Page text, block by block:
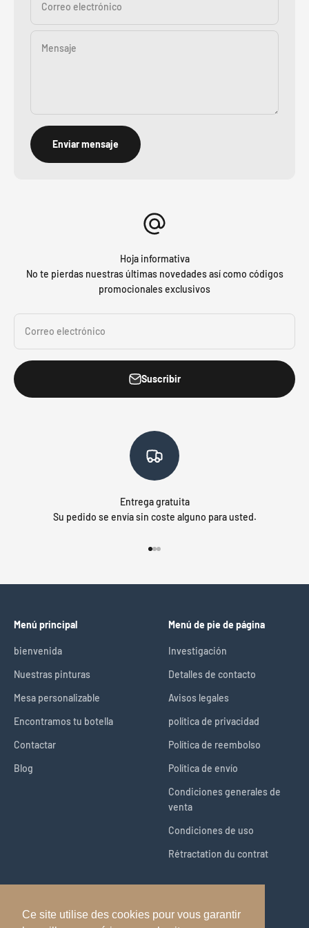
Ce site utilise des cookies pour vous garantir
Correo electrónico
Mensaje
Enviar mensaje
Hoja informativa
No te pierdas nuestras últimas novedades así como códigos
promocionales exclusivos
Correo electrónico
Suscribir
Entrega gratuita
Su pedido se envía sin coste alguno para usted.
Menú principal
bienvenida
Nuestras pinturas
Mesa personalizable
Encontramos tu botella
Contactar
Blog
Menú de pie de página
Investigación
Detalles de contacto
Avisos legales
política de privacidad
Política de reembolso
Política de envío
Condiciones generales de
venta
Condiciones de uso
Rétractation du contrat